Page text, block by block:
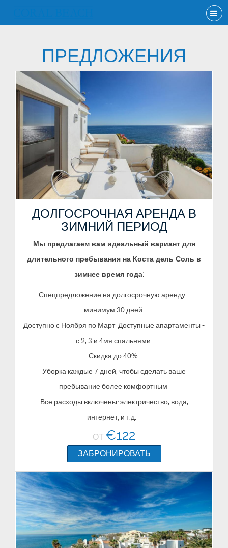
ПРЕДЛОЖЕНИЯ
ДОЛГОСРОЧНАЯ АРЕНДА В
ЗИМНИЙ ПЕРИОД
Мы предлагаем вам идеальный вариант для
длительного пребывания на Коста дель Соль в
зимнее время года:
Спецпредложение на долгосрочную аренду -
минимум 30 дней
Доступно с Ноября по Март Доступные апартаменты -
с 2, 3 и 4мя спальнями
Скидка до 40%
Уборка каждые 7 дней, чтобы сделать ваше
пребывание более комфортным
Все расходы включены: электричество, вода,
интернет, и т.д.
ОТ €122
ЗАБРОНИРОВАТЬ